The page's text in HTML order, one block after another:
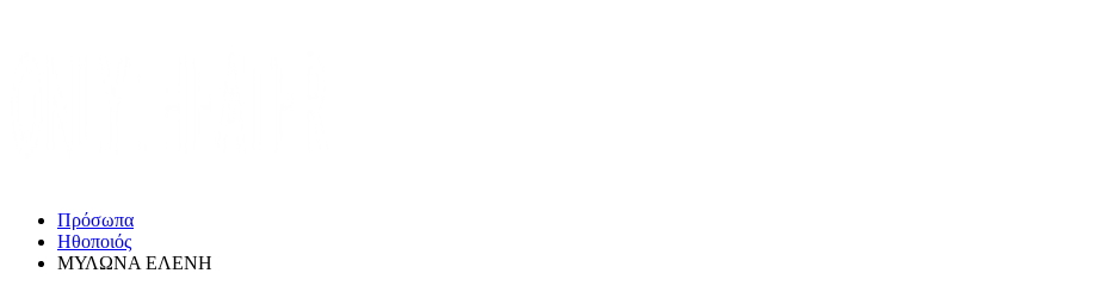
Πρόσωπα
Ηθοποιός
ΜΥΛΩΝΑ ΕΛΕΝΗ